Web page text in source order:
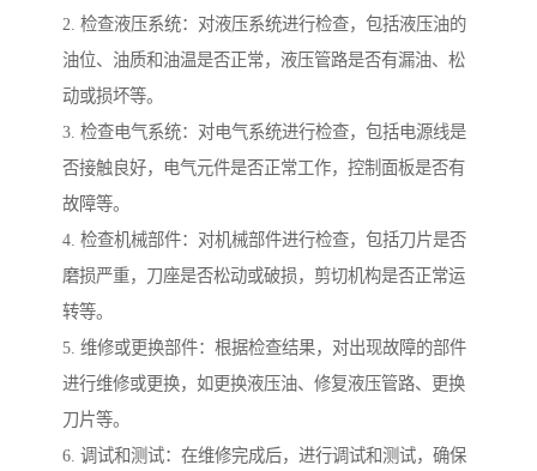
2. 检查液压系统：对液压系统进行检查，包括液压油的
油位、油质和油温是否正常，液压管路是否有漏油、松
动或损坏等。
3. 检查电气系统：对电气系统进行检查，包括电源线是
否接触良好，电气元件是否正常工作，控制面板是否有
故障等。
4. 检查机械部件：对机械部件进行检查，包括刀片是否
磨损严重，刀座是否松动或破损，剪切机构是否正常运
转等。
5. 维修或更换部件：根据检查结果，对出现故障的部件
进行维修或更换，如更换液压油、修复液压管路、更换
刀片等。
6. 调试和测试：在维修完成后，进行调试和测试，确保